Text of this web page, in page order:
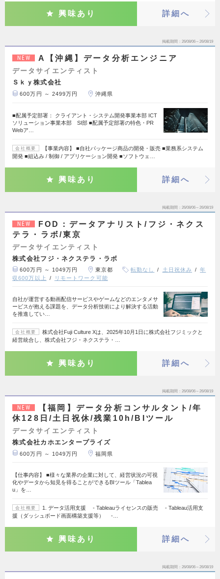
興味あり 詳細へ
掲載期間 26/08/06～26/08/19
NEW A【沖縄】データ分析エンジニア
データサイエンティスト
Ｓｋｙ株式会社
600万円 ～ 2499万円 沖縄県
■配属予定部署： クライアント・システム開発事業本部 ICT
ソリューション事業本部 SI部 ■配属予定部署の特色・PR
Webア…
会社概要
【事業内容】 ■自社パッケージ商品の開発・販売 ■業務系システム
開発 ■組込み / 制御 / アプリケーション開発 ■ソフトウェ…
興味あり 詳細へ
掲載期間 26/08/06～26/08/19
NEW
FOD：データアナリスト/フジ・ネクス
テラ・ラボ/東京
データサイエンティスト
株式会社フジ・ネクステラ・ラボ
600万円 ～ 1049万円 東京都 転勤なし 土日祝休み
年
収600万以上
リモートワーク可能
自社が運営する動画配信サービスやゲームなどのエンタメサ
ービスが抱える課題を、データ分析技術により解決する活動
を推進してい…
会社概要
株式会社Fuji Culture Xは、2025年10月1日に株式会社フジミックと
経営統合し、株式会社フジ・ネクステラ・…
興味あり 詳細へ
掲載期間 26/08/06～26/08/19
NEW
【福岡】データ分析コンサルタント/年
休128日/土日祝休/残業10h/BIツール
データサイエンティスト
株式会社カホエンタープライズ
600万円 ～ 1049万円 福岡県
【仕事内容】 ■様々な業界の企業に対して、経営状況の可視
化やデータから知見を得ることができるBIツール「Tablea
u」を…
会社概要
1. データ活用支援 - Tableauライセンスの販売 - Tableau活用支
援（ダッシュボード画面構築支援等） -…
興味あり 詳細へ
掲載期間 26/08/06～26/08/19